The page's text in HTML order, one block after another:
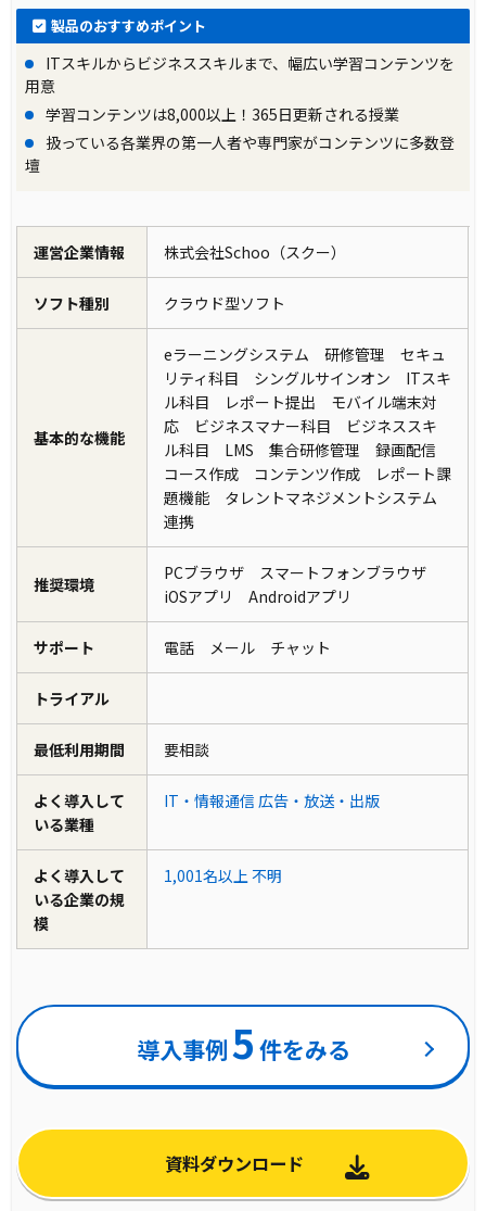
製品のおすすめポイント
ITスキルからビジネススキルまで、幅広い学習コンテンツを
用意
学習コンテンツは8,000以上！365日更新される授業
扱っている各業界の第一人者や専門家がコンテンツに多数登
壇
運営企業情報 株式会社Schoo（スクー）
ソフト種別 クラウド型ソフト
基本的な機能
eラーニングシステム 研修管理 セキュ
リティ科目 シングルサインオン ITスキ
ル科目 レポート提出 モバイル端末対
応 ビジネスマナー科目 ビジネススキ
ル科目 LMS 集合研修管理 録画配信
コース作成 コンテンツ作成 レポート課
題機能 タレントマネジメントシステム
連携
推奨環境
PCブラウザ スマートフォンブラウザ
iOSアプリ Androidアプリ
サポート 電話 メール チャット
トライアル
最低利用期間 要相談
よく導入して
いる業種
IT・情報通信 広告・放送・出版
よく導入して
いる企業の規
模
1,001名以上 不明
導入事例5 件をみる
資料ダウンロード